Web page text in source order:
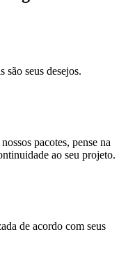
são seus desejos.
pacotes, pense na
ao seu projeto.
de acordo com seus